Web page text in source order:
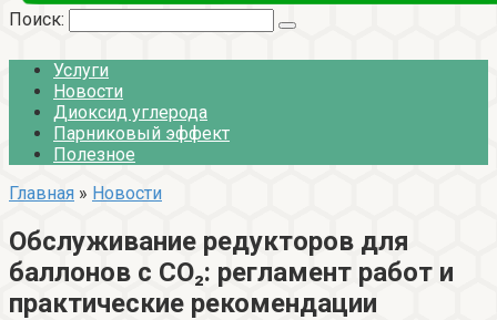
Поиск:
Услуги
Новости
Диоксид углерода
Парниковый эффект
Полезное
Главная » Новости
Обслуживание редукторов для
баллонов с CO₂: регламент работ и
практические рекомендации